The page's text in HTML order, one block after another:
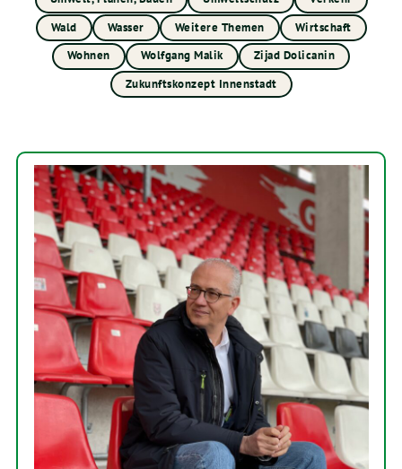
Wald
Wasser Weitere Themen
Wirtschaft
Wohnen
Wolfgang Malik
Zijad Dolicanin
Zukunftskonzept Innenstadt